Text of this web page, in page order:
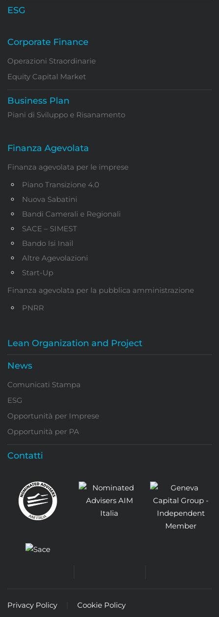
ESG
Corporate Finance
Operazioni Straordinarie
Equity Capital Market
Business Plan
Piani di Sviluppo e Risanamento
Finanza Agevolata
Finanza agevolata per le imprese
Piano Transizione 4.0
Nuova Sabatini
Bandi Camerali e Regionali
SACE – SIMEST
Bando Isi Inail
Altre Agevolazioni
Start-Up
Finanza agevolata per la pubblica amministrazione
PNRR
Lean Organization and Project
News
Comunicati Stampa
ESG
Opportunità per Imprese
Opportunità per PA
Contatti
Privacy Policy Cookie Policy